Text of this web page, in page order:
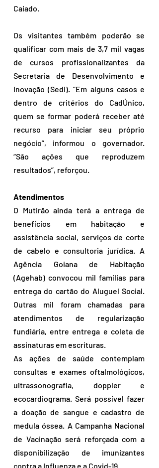
Caiado.
Os visitantes também poderão se
qualificar com mais de 3,7 mil vagas
de cursos profissionalizantes da
Secretaria de Desenvolvimento e
Inovação (Sedi). “Em alguns casos e
dentro de critérios do CadÚnico,
quem se formar poderá receber até
recurso para iniciar seu próprio
negócio”, informou o governador.
“São ações que reproduzem
resultados”, reforçou.
Atendimentos
O Mutirão ainda terá a entrega de
benefícios em habitação e
assistência social, serviços de corte
de cabelo e consultoria jurídica. A
Agência Goiana de Habitação
(Agehab) convocou mil famílias para
entrega do cartão do Aluguel Social.
Outras mil foram chamadas para
atendimentos de regularização
fundiária, entre entrega e coleta de
assinaturas em escrituras.
As ações de saúde contemplam
consultas e exames oftalmológicos,
ultrassonografia, doppler e
ecocardiograma. Será possível fazer
a doação de sangue e cadastro de
medula óssea. A Campanha Nacional
de Vacinação será reforçada com a
disponibilização de imunizantes
contra a Influenza e a Covid-19.